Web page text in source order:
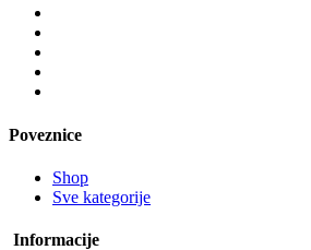
Poveznice
Shop
Sve kategorije
Informacije